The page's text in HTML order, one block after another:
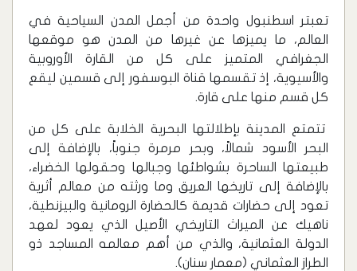
تعبتر اسطنبول واحدة من أجمل المدن السياحية في
العالم، ما يميزها عن غيرها من المدن هو موقعها
الجغرافي المتميز على كل من القارة الأوروبية
والأسيوية، إذ تقسمها قناة البوسفور إلى قسمين ليقع
كل قسم منها على قارة.
تتمتع المدينة بإطلالتها البحرية الخلابة على كل من
البحر الأسود شمالاً، وبحر مرمرة جنوباً، بالإضافة إلى
طبيعتها الساحرة بشواطئها وجبالها وحقولها الخضراء،
بالإضافة إلى تاريخها العريق وما ورثته من معالم أثرية
تعود إلى حضارات قديمة كالحضارة الرومانية والبيزنطية،
ناهيك عن الميراث التاريخي الأصيل الذي يعود لعهد
الدولة العثمانية، والذي من أهم معالمه المساجد ذو
الطراز العثماني (معمار سنان).